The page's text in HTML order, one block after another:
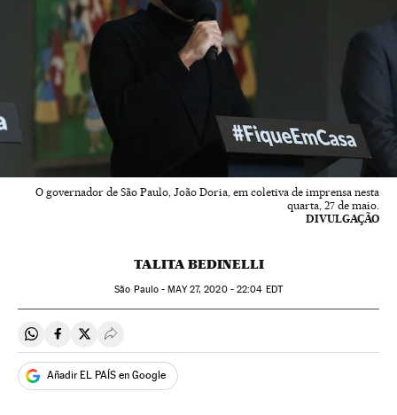
O governador de São Paulo, João Doria, em coletiva de imprensa nesta
quarta, 27 de maio.
DIVULGAÇÃO
TALITA BEDINELLI
São Paulo -MAY27, 2020 - 22:04 EDT
Compartir en Whatsapp
Compartir en Facebook
Compartir en Twitter
Desplegar Redes Sociales
Añadir EL PAÍS en Google